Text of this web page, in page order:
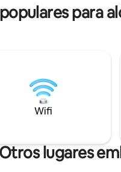
del apartamento. A 300
playa y a 450 metros del
estar con vistas al mar y
panorámicas. Aire
gratuito, TV por cable con
para
Wifi
Otros lugares